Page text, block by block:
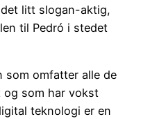
litt slogan-aktig,
til Pedró i stedet
som omfatter alle de
som har vokst
teknologi er en